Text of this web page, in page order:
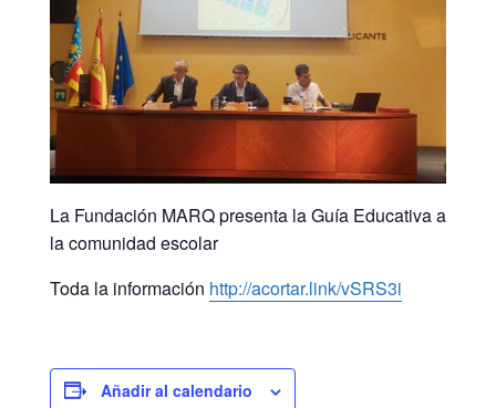
La Fundación MARQ presenta la Guía Educativa a
la comunidad escolar
Toda la información http://acortar.link/vSRS3i
Añadir al calendario